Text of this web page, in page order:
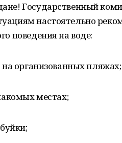
Государственный
настоятельно
поведения на воде:
на организованных пляжах;
местах;